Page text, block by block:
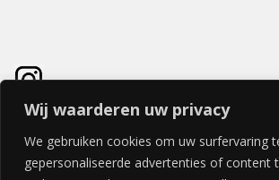
Wij waarderen uw privacy
We gebruiken cookies om uw surfervaring
gepersonaliseerde advertenties of content
RIVETTO DEUR 40x200cm